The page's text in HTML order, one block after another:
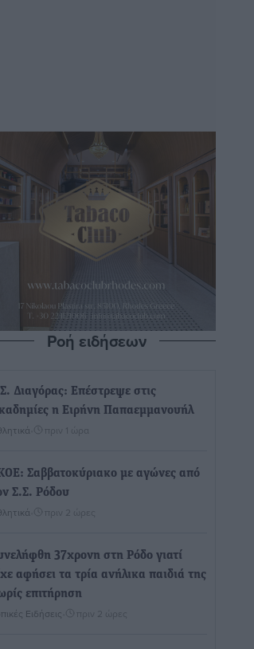
Ροή ειδήσεων
Διαγόρας: Επέστρεψε στις
η Ειρήνη Παπαεμμανουήλ
πριν 1 ώρα
Σαββατοκύριακο με αγώνες από
Σ.Σ. Ρόδου
πριν 2 ώρες
37χρονη στη Ρόδο γιατί
αφήσει τα τρία ανήλικα παιδιά της
επιτήρηση
Ειδήσεις πριν 2 ώρες